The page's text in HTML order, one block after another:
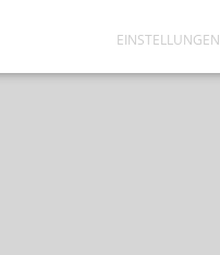
EINSTELLUNGEN